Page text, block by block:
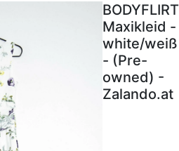
BODYFLIRT
Maxikleid -
white/weiß
- (Pre-
owned) -
Zalando.at